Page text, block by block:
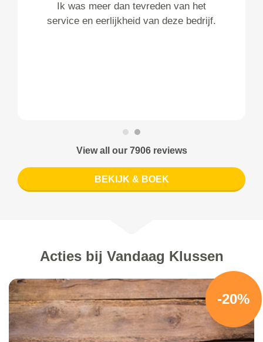
Ik was meer dan tevreden van het
service en eerlijkheid van deze bedrijf.
View all our 7906 reviews
BEKIJK & BOEK
Acties bij Vandaag Klussen
-20%